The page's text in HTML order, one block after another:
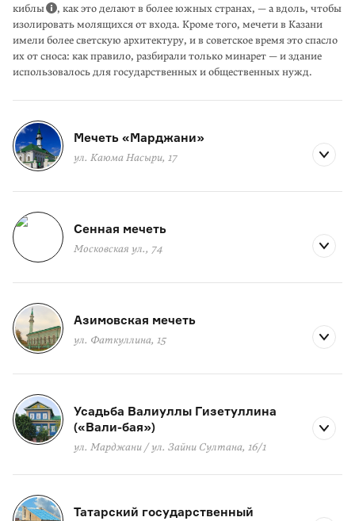
киблы
, как это делают в более южных странах, — а вдоль, чтобы
изолировать молящихся от входа. Кроме того, мечети в Казани
имели более светскую архитектуру, и в советское время это спасло
их от сноса: как правило, разби­рали только минарет — и здание
использовалось для государственных и общественных нужд.
Мечеть «Марджани»
ул. Каюма Насыри, 17
Сенная мечеть
Московская ул., 74
Азимовская мечеть
ул. Фаткуллина, 15
Усадьба Валиуллы Гизетуллина
(«Вали-бая»)
ул. Марджани / ул. Зайни Султана, 16/1
Татарский государственный